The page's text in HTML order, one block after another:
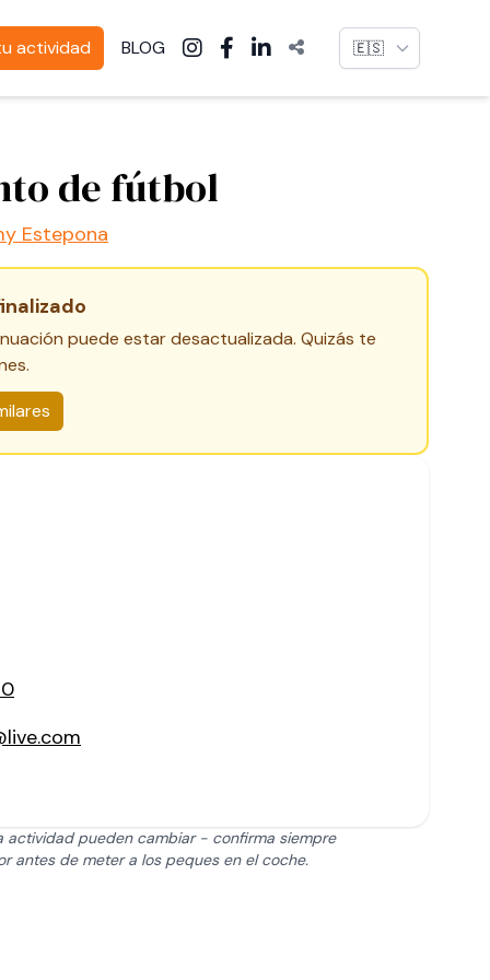
actividad BLOG Language
de fútbol
Estepona
puede estar desactualizada. Quizás te
actividad pueden cambiar - confirma siempre
antes de meter a los peques en el coche.